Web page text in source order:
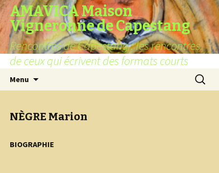
AMAVICA Maison
Vigneronne de Capestang
Rencontres de Capestang : les rencontres
de ceux qui écrivent des formats courts
Menu
NÈGRE Marion
BIOGRAPHIE